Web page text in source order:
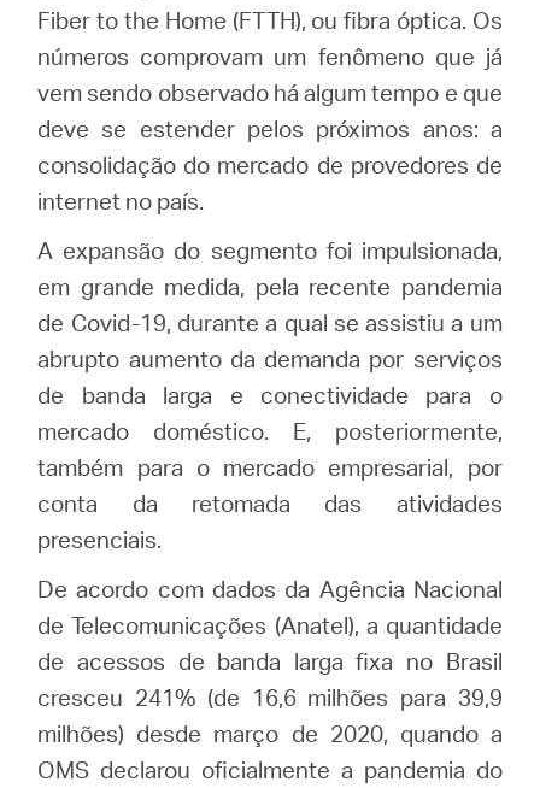
Fiber to the Home (FTTH), ou fibra óptica. Os
números comprovam um fenômeno que já
vem sendo observado há algum tempo e que
deve se estender pelos próximos anos: a
consolidação do mercado de provedores de
internet no país.
A expansão do segmento foi impulsionada,
em grande medida, pela recente pandemia
de Covid-19, durante a qual se assistiu a um
abrupto aumento da demanda por serviços
de banda larga e conectividade para o
mercado doméstico. E, posteriormente,
também para o mercado empresarial, por
conta da retomada das atividades
presenciais.
De acordo com dados da Agência Nacional
de Telecomunicações (Anatel), a quantidade
de acessos de banda larga fixa no Brasil
cresceu 241% (de 16,6 milhões para 39,9
milhões) desde março de 2020, quando a
OMS declarou oficialmente a pandemia do